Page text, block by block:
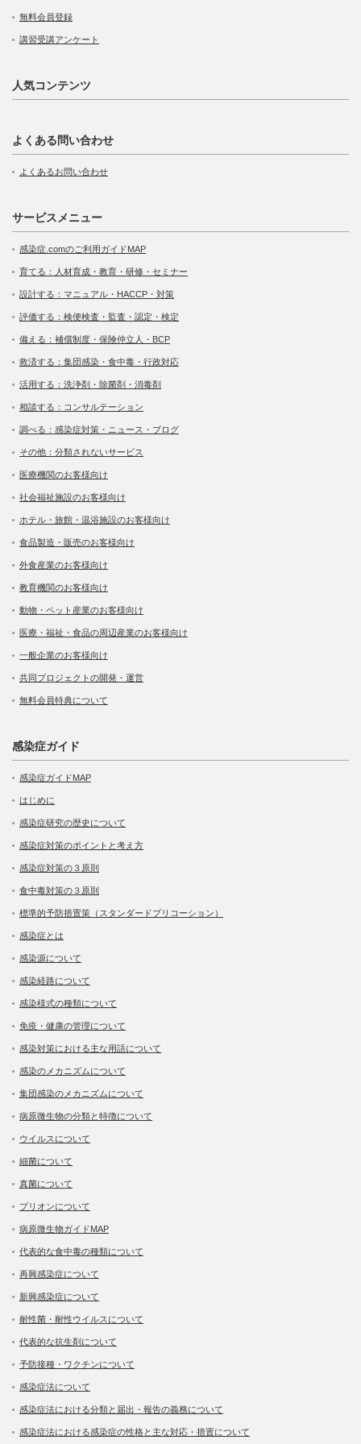
無料会員登録
講習受講アンケート
人気コンテンツ
よくある問い合わせ
よくあるお問い合わせ
サービスメニュー
感染症.comのご利用ガイドMAP
育てる：人材育成・教育・研修・セミナー
設計する：マニュアル・HACCP・対策
評価する：検便検査・監査・認定・検定
備える：補償制度・保険仲立人・BCP
救済する：集団感染・食中毒・行政対応
活用する：洗浄剤・除菌剤・消毒剤
相談する：コンサルテーション
調べる：感染症対策・ニュース・ブログ
その他：分類されないサービス
医療機関のお客様向け
社会福祉施設のお客様向け
ホテル・旅館・温浴施設のお客様向け
食品製造・販売のお客様向け
外食産業のお客様向け
教育機関のお客様向け
動物・ペット産業のお客様向け
医療・福祉・食品の周辺産業のお客様向け
一般企業のお客様向け
共同プロジェクトの開発・運営
無料会員特典について
感染症ガイド
感染症ガイドMAP
はじめに
感染症研究の歴史について
感染症対策のポイントと考え方
感染症対策の３原則
食中毒対策の３原則
標準的予防措置策（スタンダードプリコーション）
感染症とは
感染源について
感染経路について
感染様式の種類について
免疫・健康の管理について
感染対策における主な用語について
感染のメカニズムについて
集団感染のメカニズムについて
病原微生物の分類と特徴について
ウイルスについて
細菌について
真菌について
プリオンについて
病原微生物ガイドMAP
代表的な食中毒の種類について
再興感染症について
新興感染症について
耐性菌・耐性ウイルスについて
代表的な抗生剤について
予防接種・ワクチンについて
感染症法について
感染症法における分類と届出・報告の義務について
感染症法における感染症の性格と主な対応・措置について